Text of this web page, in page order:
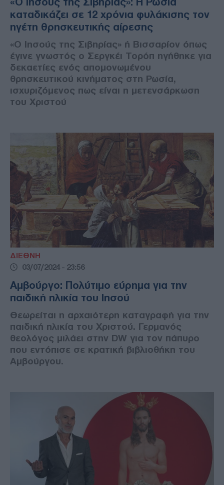
καταδικάζει σε 12 χρόνια φυλάκισης τον
ηγέτη θρησκευτικής αίρεσης
«Ο Ιησούς της Σιβηρίας» ή Βισσαρίον όπως
έγινε γνωστός ο Σεργκέι Τορόπ ηγήθηκε για
δεκαετίες ενός απομονωμένου
θρησκευτικού κινήματος στη Ρωσία,
ισχυριζόμενος πως είναι η μετενσάρκωση
του Χριστού
ΔΙΕΘΝΗ
03/07/2024 - 23:56
Αμβούργο: Πολύτιμο εύρημα για την
παιδική ηλικία του Ιησού
Θεωρείται η αρχαιότερη καταγραφή για την
παιδική ηλικία του Χριστού. Γερμανός
θεολόγος μιλάει στην DW για τον πάπυρο
που εντόπισε σε κρατική βιβλιοθήκη του
Αμβούργου.